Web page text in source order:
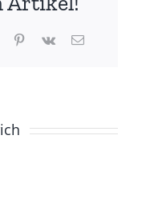
TumblrPinterest
Vk
E-